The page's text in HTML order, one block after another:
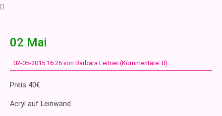
02 Mai
02-05-2015 16:26 von Barbara Leitner (Kommentare: 0)
Preis 40€
Acryl auf Leinwand